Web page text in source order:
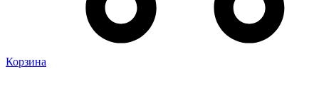
Корзина